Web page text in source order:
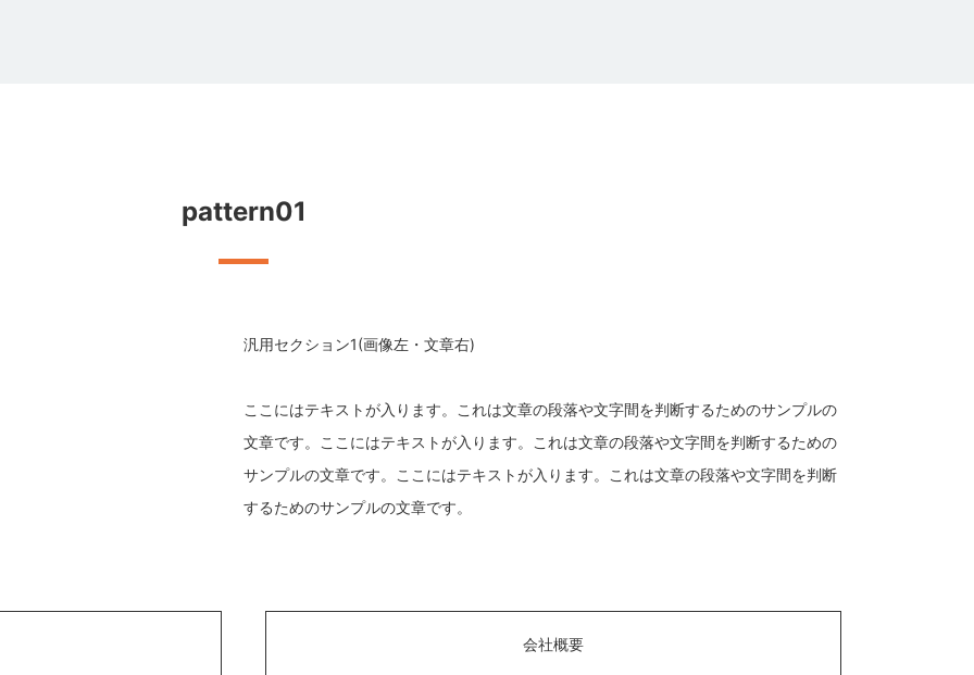
pattern01
汎用セクション1(画像左・文章右)
ここにはテキストが入ります。これは文章の段落や文字間を判断するためのサンプルの
文章です。ここにはテキストが入ります。これは文章の段落や文字間を判断するための
サンプルの文章です。ここにはテキストが入ります。これは文章の段落や文字間を判断
するためのサンプルの文章です。
会社概要